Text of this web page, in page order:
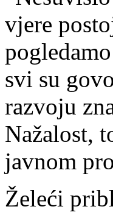
vjere
svi su
razvoju
Nažalost,
javnom
Želeći